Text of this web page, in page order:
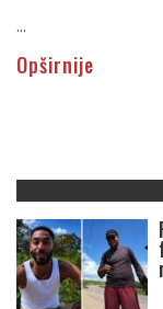
...
Opširnije